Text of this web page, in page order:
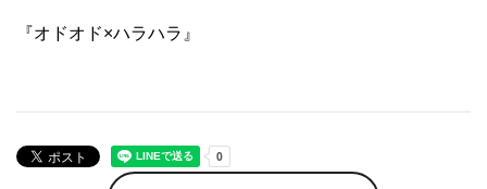
『オドオド×ハラハラ』